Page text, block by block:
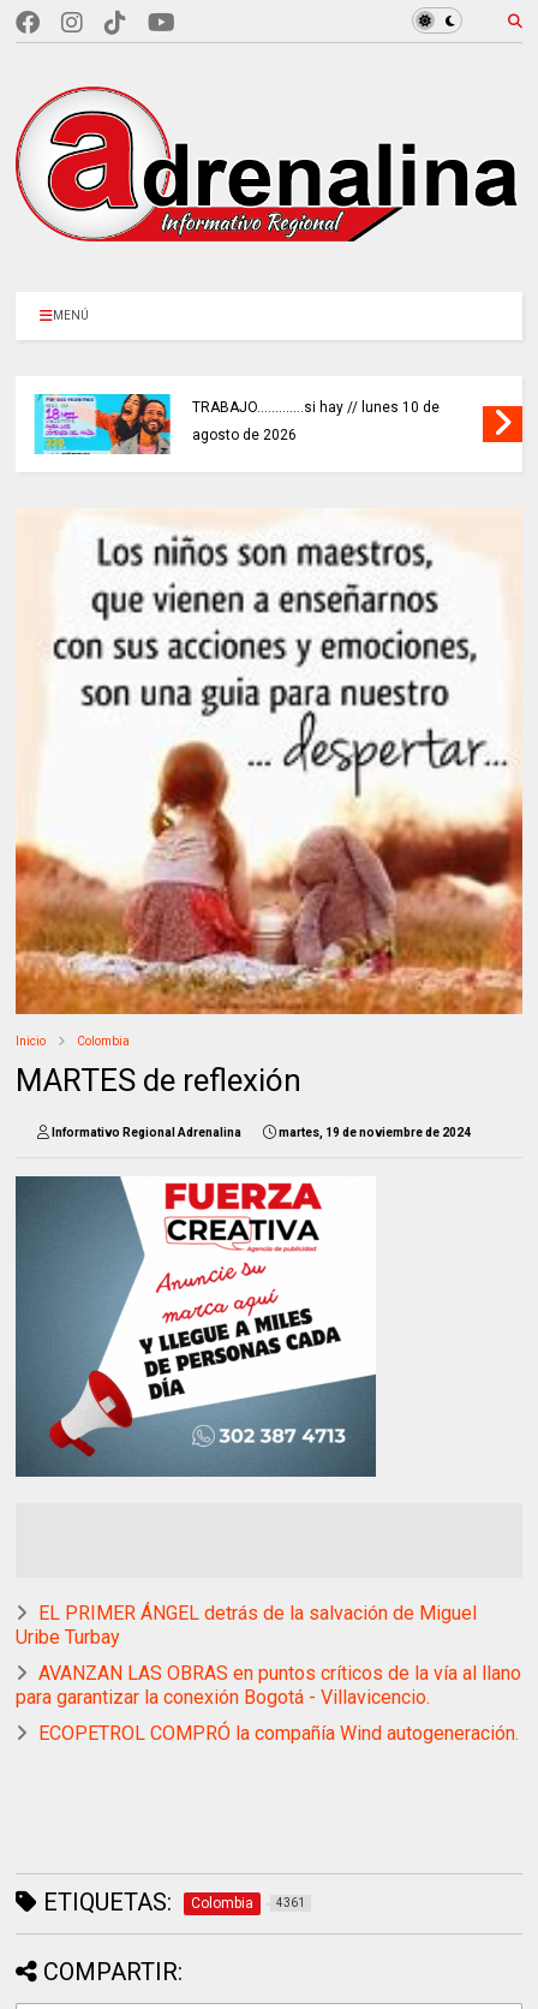
MENÚ
TRABAJO.............si hay // lunes 10 de
agosto de 2026
Inicio Colombia
MARTES de reflexión
Informativo Regional Adrenalina martes, 19 de noviembre de 2024
EL PRIMER ÁNGEL detrás de la salvación de Miguel
Uribe Turbay
AVANZAN LAS OBRAS en puntos críticos de la vía al llano
para garantizar la conexión Bogotá - Villavicencio.
ECOPETROL COMPRÓ la compañía Wind autogeneración.
ETIQUETAS: Colombia 4361
COMPARTIR: